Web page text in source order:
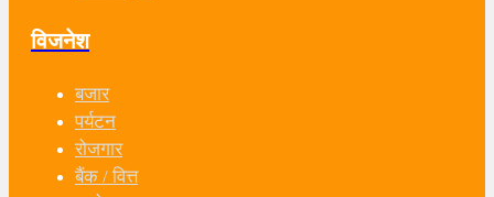
विजनेश
बजार
पर्यटन
रोजगार
बैंक / वित्त